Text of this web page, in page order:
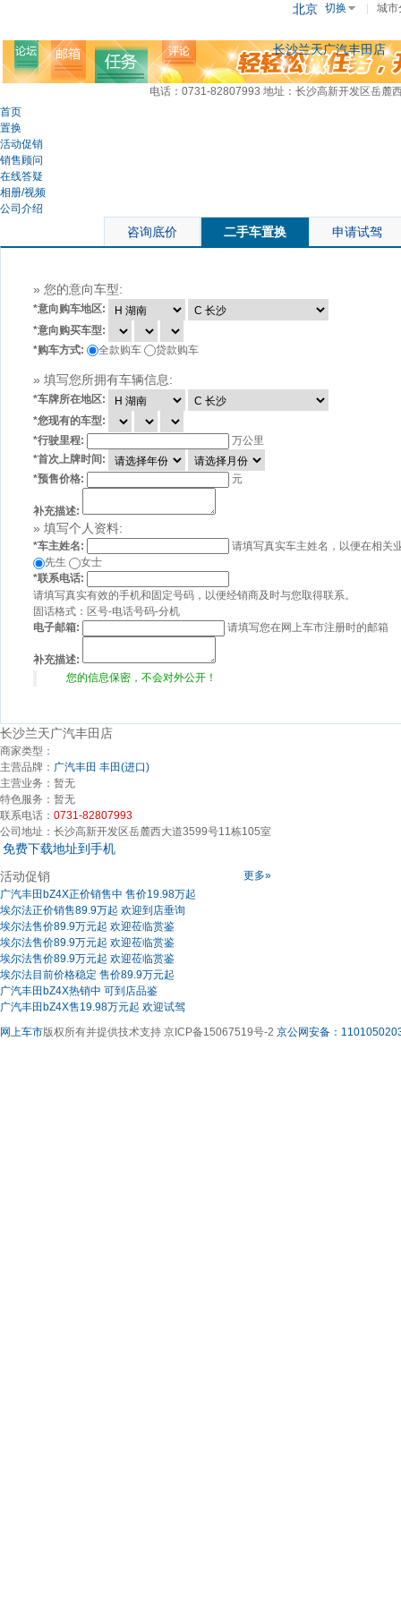
北京 切换 城市
长沙兰天广汽丰田店
电话：0731-82807993 地址：长沙高新开发区岳麓
首页
置换
活动促销
销售顾问
在线答疑
相册/视频
公司介绍
咨询底价 二手车置换 申请试驾
» 您的意向车型:
*意向购车地区:
*意向购买车型:
*购车方式: 全款购车 贷款购车
» 填写您所拥有车辆信息:
*车牌所在地区:
*您现有的车型:
*行驶里程:
万公里
*首次上牌时间:
*预售价格: 元
补充描述:
» 填写个人资料:
*车主姓名:
请填写真实车主姓名，以便在相关
先生
女士
*联系电话:
请填写真实有效的手机和固定号码，以便经销商及时与您取得联系。
固话格式：区号-电话号码-分机
电子邮箱:
请填写您在网上车市注册时的邮箱
补充描述:
您的信息保密，不会对外公开！
长沙兰天广汽丰田店
商家类型：
主营品牌： 广汽丰田 丰田(进口)
主营业务： 暂无
特色服务： 暂无
联系电话： 0731-82807993
公司地址： 长沙高新开发区岳麓西大道3599号11栋105室
免费下载地址到手机
更多»
活动促销
广汽丰田bZ4X正价销售中 售价19.98万起
埃尔法正价销售89.9万起 欢迎到店垂询
埃尔法售价89.9万元起 欢迎莅临赏鉴
埃尔法售价89.9万元起 欢迎莅临赏鉴
埃尔法售价89.9万元起 欢迎莅临赏鉴
埃尔法目前价格稳定 售价89.9万元起
广汽丰田bZ4X热销中 可到店品鉴
广汽丰田bZ4X售19.98万元起 欢迎试驾
网上车市版权所有并提供技术支持 京ICP备15067519号-2 京公网安备：